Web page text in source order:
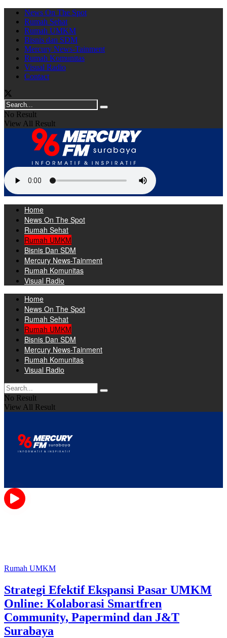
News On The Spot
Rumah Sehat
Rumah UMKM
Bisnis dan SDM
Mercury News-Tainment
Rumah Komunitas
Visual Radio
Contact
No Result
View All Result
Home
News On The Spot
Rumah Sehat
Rumah UMKM
Bisnis Dan SDM
Mercury News-Tainment
Rumah Komunitas
Visual Radio
Home
News On The Spot
Rumah Sehat
Rumah UMKM
Bisnis Dan SDM
Mercury News-Tainment
Rumah Komunitas
Visual Radio
No Result
View All Result
Rumah UMKM
Strategi Efektif Ekspansi Pasar UMKM
Online: Kolaborasi Smartfren
Community, Papermind dan J&T
Surabaya